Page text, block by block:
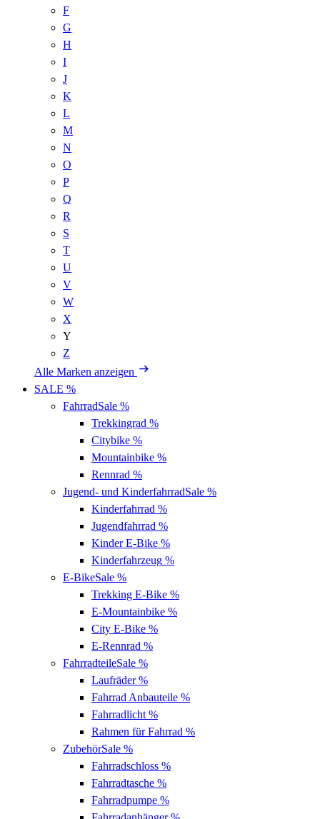
F
G
H
I
J
K
L
M
N
O
P
Q
R
S
T
U
V
W
X
Y
Z
Alle Marken anzeigen
SALE %
FahrradSale %
Trekkingrad %
Citybike %
Mountainbike %
Rennrad %
Jugend- und KinderfahrradSale %
Kinderfahrrad %
Jugendfahrrad %
Kinder E-Bike %
Kinderfahrzeug %
E-BikeSale %
Trekking E-Bike %
E-Mountainbike %
City E-Bike %
E-Rennrad %
FahrradteileSale %
Laufräder%
Fahrrad Anbauteile %
Fahrradlicht %
Rahmen für Fahrrad %
ZubehörSale %
Fahrradschloss %
Fahrradtasche %
Fahrradpumpe %